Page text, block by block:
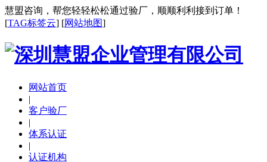
慧盟咨询，帮您轻轻松松通过验厂，顺顺利利接到订单！
[TAG标签云] [网站地图]
网站首页
|
客户验厂
|
体系认证
|
认证机构